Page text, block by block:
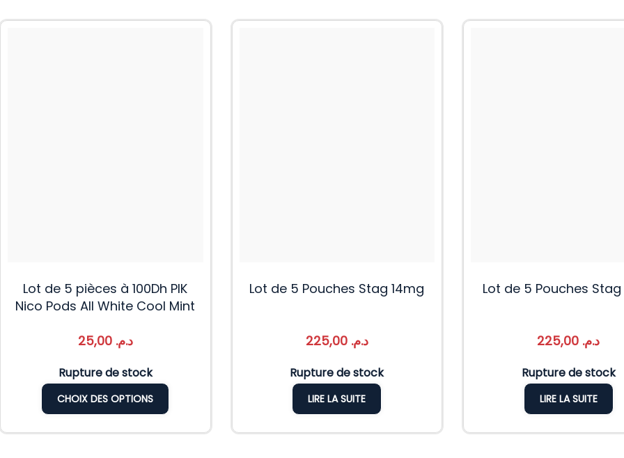
Lot de 5 pièces à 100Dh PIK
Nico Pods All White Cool Mint
د.م. 25,00
Rupture de stock
CHOIX DES OPTIONS
Lot de 5 Pouches Stag 14mg
د.م. 225,00
Rupture de stock
LIRE LA SUITE
Lot de 5 Pouches Stag
د.م.
Rupture de stock
LIRE LA SUITE